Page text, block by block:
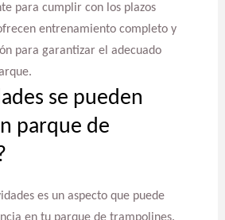
para cumplir con los plazos
entrenamiento completo y
para garantizar el adecuado
se pueden
parque de
es un aspecto que puede